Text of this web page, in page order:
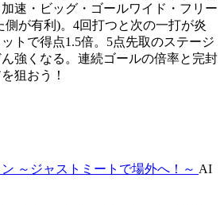
速・ビッグ・ゴールワイド・フリー
側が有利)。4回打つと次の一打が炎
トで得点1.5倍。5点先取のステージ
強くなる。連続ゴールの倍率と完封
狙おう！
～ジャストミートで場外へ！～ AI